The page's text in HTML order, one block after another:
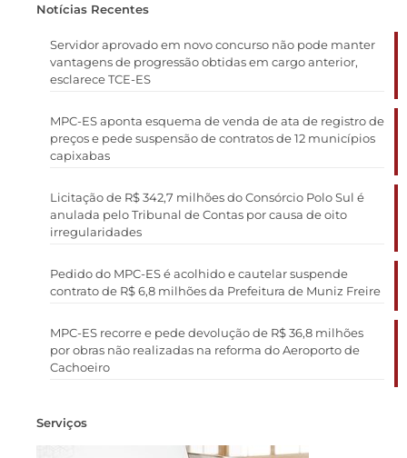
Notícias Recentes
Servidor aprovado em novo concurso não pode manter
vantagens de progressão obtidas em cargo anterior,
esclarece TCE-ES
MPC-ES aponta esquema de venda de ata de registro de
preços e pede suspensão de contratos de 12 municípios
capixabas
Licitação de R$ 342,7 milhões do Consórcio Polo Sul é
anulada pelo Tribunal de Contas por causa de oito
irregularidades
Pedido do MPC-ES é acolhido e cautelar suspende
contrato de R$ 6,8 milhões da Prefeitura de Muniz Freire
MPC-ES recorre e pede devolução de R$ 36,8 milhões
por obras não realizadas na reforma do Aeroporto de
Cachoeiro
Serviços